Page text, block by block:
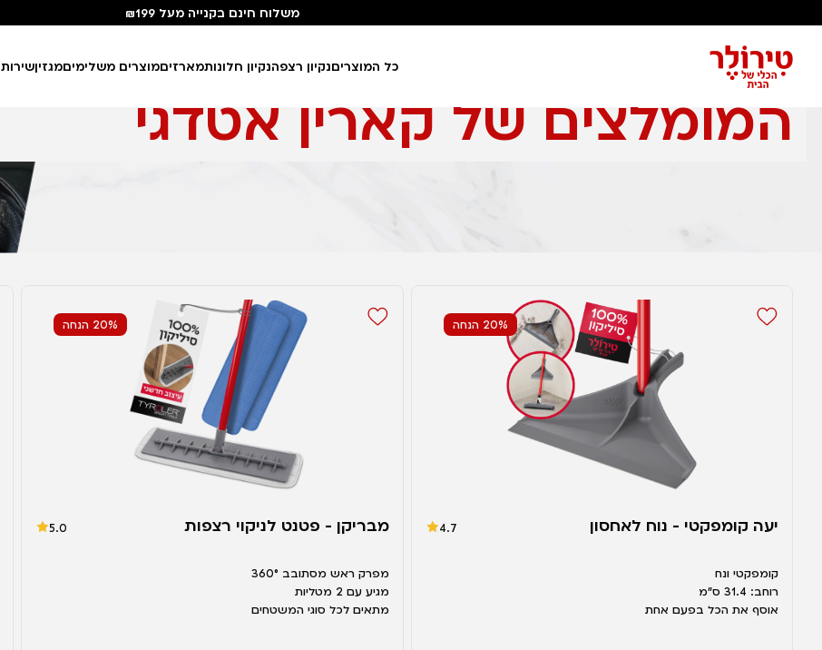
משלוח חינם בקנייה מעל ₪199
כל המוצריםנקיון רצפהנקיון חלונותמארזיםמוצרים משלימיםמגזיןשירות
עמוד הבית המומלצים של קארין אטדגי
המומלצים של קארין אטדגי
20% הנחה
יעה קומפקטי - נוח לאחסון 4.7
קומפקטי ונח
רוחב: 31.4 ס"מ
אוסף את הכל בפעם אחת
20% הנחה
מבריקן - פטנט לניקוי רצפות 5.0
מפרק ראש מסתובב 360°
מגיע עם 2 מטליות
מתאים לכל סוגי המשטחים